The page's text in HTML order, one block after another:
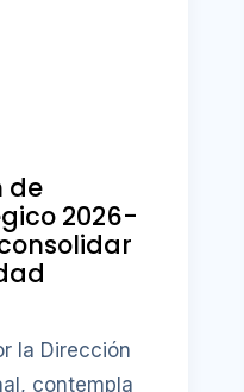
de
2026-
la Dirección
contempla